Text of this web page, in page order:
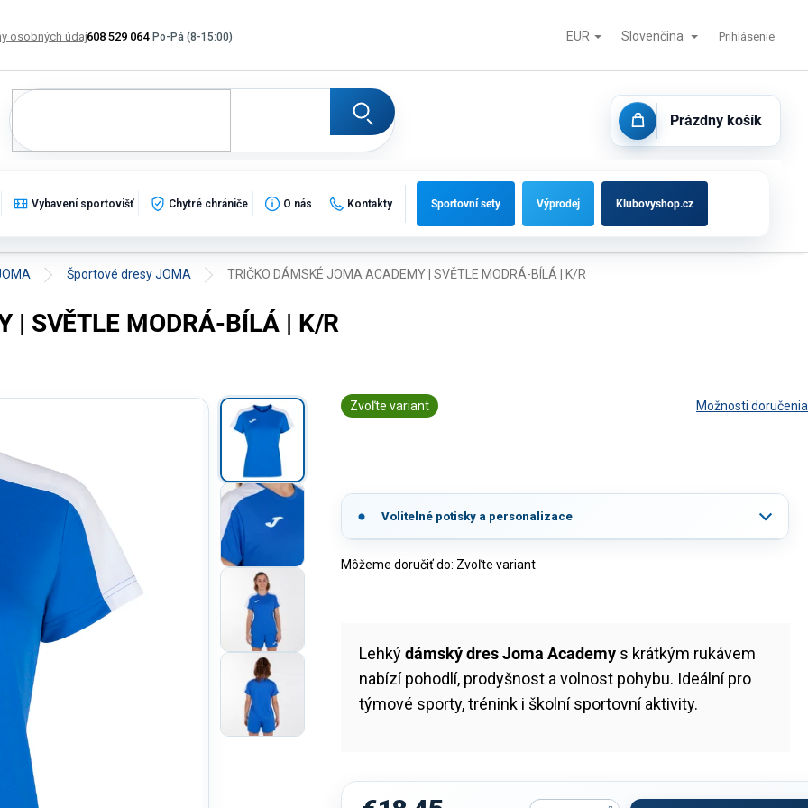
608 529 064
osobných údajov Výmena, vrátenie a reklamácia tovaru Futbalové bránky, striedačky a vybavenie ihrísk Kontakty
EUR Slovenčina Prihlásenie
NÁKUPNÝ
KOŠÍK
Prázdny košík
Vybavení sportovišť Chytré chrániče O nás Kontakty Sportovní sety Výprodej Klubovyshop.cz
Športové dresy JOMA TRIČKO DÁMSKÉ JOMA ACADEMY | SVĚTLE MODRÁ-BÍLÁ | K/R
| SVĚTLE MODRÁ-BÍLÁ | K/R
Zvoľte variant
Volitelné potisky a personalizace
Môžeme doručiť do: Zvoľte variant
Možnosti doručenia
Lehkýdámský dres Joma Academy s krátkým rukávem
nabízí pohodlí, prodyšnost a volnost pohybu. Ideální pro
týmové sporty, trénink i školní sportovní aktivity.